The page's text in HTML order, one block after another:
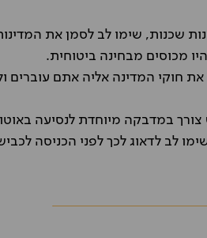
שכנות, שימו לב לסמן את
מכוסים מבחינה ביטוחית.
חוקי המדינה אליה אתם עוברים
צורך במדבקה מיוחדת לנסיעה
לב לדאוג לכך לפני הכניסה